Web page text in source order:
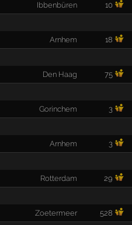
Ibbenbüren 10
Arnhem 18
Den Haag 75
Gorinchem 3
Arnhem 3
Rotterdam 29
Zoetermeer 528